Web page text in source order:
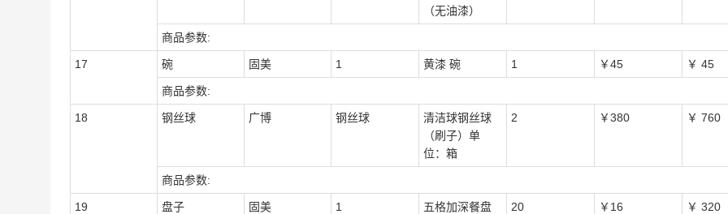
（无油漆）
商品参数:
17 碗 固美 1 黄漆 碗 1 ￥45 ￥ 45
商品参数:
18 钢丝球 广博 钢丝球
清洁球钢丝球
（刷子）单
位：箱
2 ￥380 ￥ 760
商品参数:
19 盘子 固美 1
五格加深餐盘
20 ￥16 ￥ 320